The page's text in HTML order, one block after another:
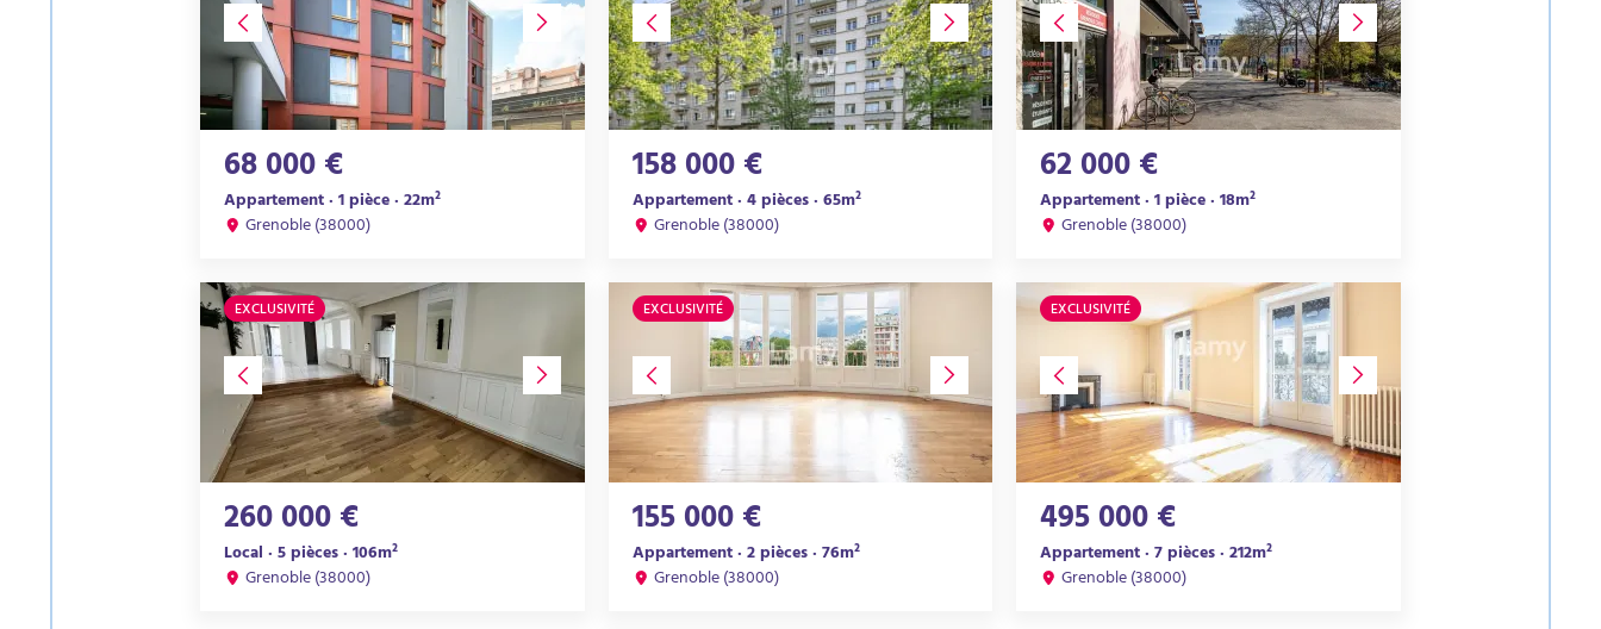
68 000 €
Appartement · 1 pièce · 22m²
Grenoble (38000)
158 000 €
Appartement · 4 pièces · 65m²
Grenoble (38000)
62 000 €
Appartement · 1 pièce · 18m²
Grenoble (38000)
EXCLUSIVITÉ
260 000 €
Local · 5 pièces · 106m²
Grenoble (38000)
EXCLUSIVITÉ
155 000 €
Appartement · 2 pièces · 76m²
Grenoble (38000)
EXCLUSIVITÉ
495 000 €
Appartement · 7 pièces · 212m²
Grenoble (38000)